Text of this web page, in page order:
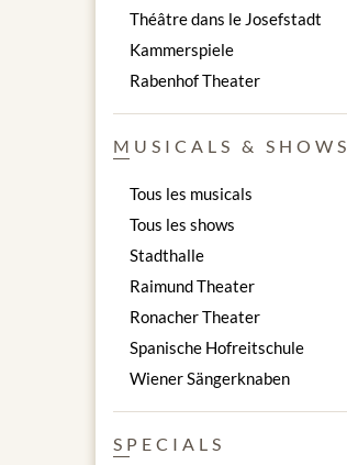
Théâtre dans le Josefstadt
Kammerspiele
Rabenhof Theater
MUSICALS & SHOWS
Tous les musicals
Tous les shows
Stadthalle
Raimund Theater
Ronacher Theater
Spanische Hofreitschule
Wiener Sängerknaben
SPECIALS